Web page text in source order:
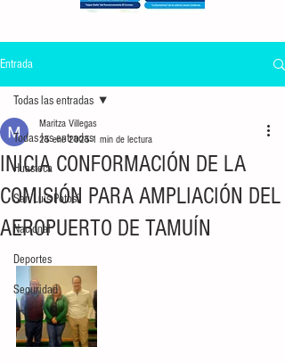
Entrada
Todas las entradas
Huasteca
San Luis Potosí
Nacional
Deportes
Seguridad
Todas las entradas
INICIA CONFORMACIÓN DE LA
COMISIÓN PARA AMPLIACIÓN DEL
AEROPUERTO DE TAMUÍN
Maritza Villegas
25 ene 20251 min de lectura